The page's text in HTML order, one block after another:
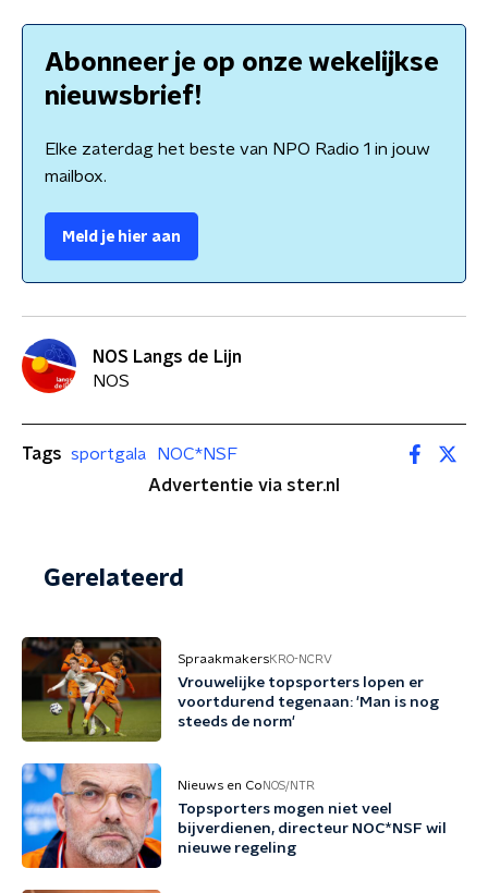
Abonneer je op onze wekelijkse
nieuwsbrief!
Elke zaterdag het beste van NPO Radio 1 in jouw
mailbox.
Meld je hier aan
NOS Langs de Lijn
NOS
Tags sportgala
NOC*NSF
Advertentie via ster.nl
Gerelateerd
SpraakmakersKRO-NCRV
Vrouwelijke topsporters lopen er
voortdurend tegenaan: 'Man is nog
steeds de norm'
Nieuws en Co NOS/NTR
Topsporters mogen niet veel
bijverdienen, directeur NOC*NSF wil
nieuwe regeling